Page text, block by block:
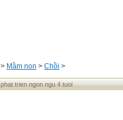
> Mầm non > Chồi >
phat trien ngon ngu 4 tuoi